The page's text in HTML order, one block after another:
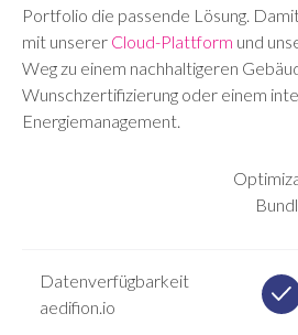
Portfolio die passende Lösung.
mit unserer Cloud-Plattform und
Weg zu einem nachhaltigeren
Wunschzertifizierung oder einem
Energiemanagement.
Datenverfügbarkeit
aedifion.io